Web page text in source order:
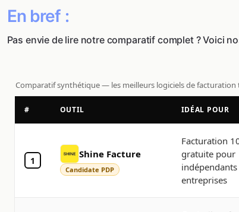
En bref :
Pas envie de lire notre comparatif complet ? Voici
Comparatif synthétique — les meilleurs logiciels de facturation
# OUTIL IDÉAL POUR
1
Shine Facture
Candidate PDP
Facturation
gratuite pour
entreprises